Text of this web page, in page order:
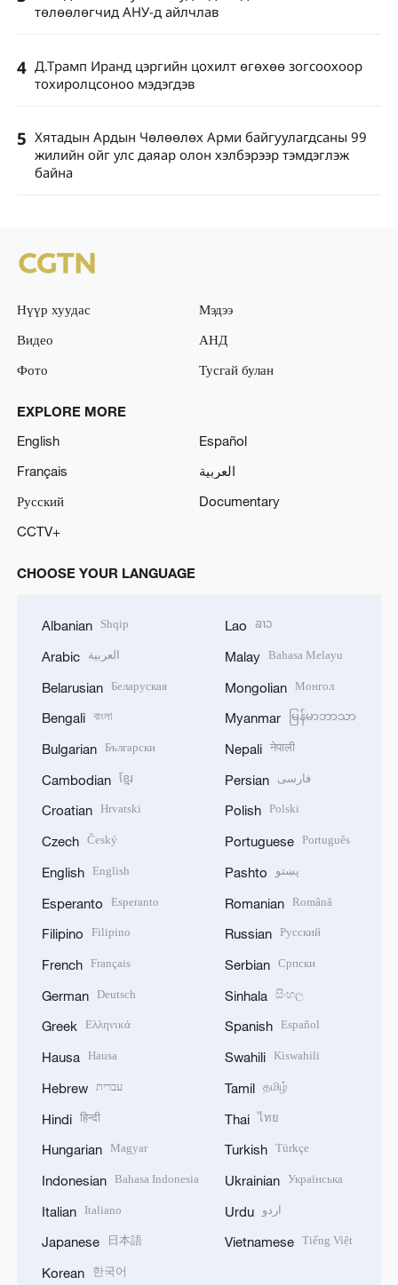
төлөөлөгчид АНУ-д айлчлав
4 Д.Трамп Иранд цэргийн цохилт өгөхөө зогсоохоор
тохиролцсоноо мэдэгдэв
5 Хятадын Ардын Чөлөөлөх Арми байгуулагдсаны 99
жилийн ойг улс даяар олон хэлбэрээр тэмдэглэж
байна
Нүүр хуудас
Мэдээ
Видео
АНД
Фото
Тусгай булан
EXPLORE MORE
English
Español
Français
العربية
Русский
Documentary
CCTV+
CHOOSE YOUR LANGUAGE
Albanian Shqip
Arabic العربية
Belarusian Беларуская
Bengali বাংলা
Bulgarian Български
Cambodian ខ្មែរ
Croatian Hrvatski
Czech Český
English English
Esperanto Esperanto
Filipino Filipino
French Français
German Deutsch
Greek Ελληνικά
Hausa Hausa
Hebrew עברית
Hindi हिन्दी
Hungarian Magyar
Indonesian Bahasa Indonesia
Italian Italiano
Japanese 日本語
Korean 한국어
Lao ລາວ
Malay Bahasa Melayu
Mongolian Монгол
Myanmar မြန်မာဘာသာ
Nepali नेपाली
Persian فارسی
Polish Polski
Portuguese Português
Pashto پښتو
Romanian Română
Russian Русский
Serbian Српски
Sinhala සිංහල
Spanish Español
Swahili Kiswahili
Tamil தமிழ்
Thai ไทย
Turkish Türkçe
Ukrainian Українська
Urdu اردو
Vietnamese Tiếng Việt